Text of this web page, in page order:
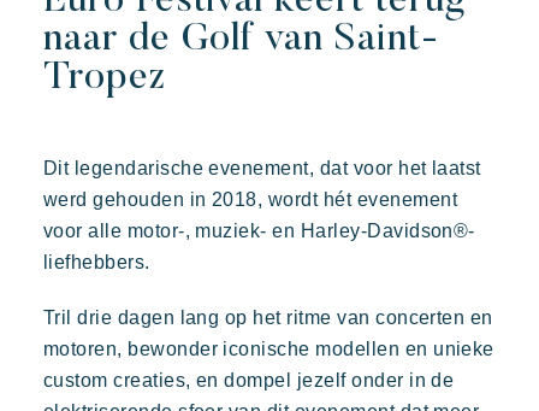
Feestelijk Tropisch paradijs Ontsnap aan
Een idyllische omgeving direct gelegen aan het beroemde
strand van Pampelonne
Onze aanbiedingen
Neem contact met ons op
naar de Golf van Saint-
Tropez
Dit legendarische evenement, dat voor het laatst
werd gehouden in 2018, wordt hét evenement
voor alle motor-, muziek- en Harley-Davidson®-
liefhebbers.
Tril drie dagen lang op het ritme van concerten en
motoren, bewonder iconische modellen en unieke
custom creaties, en dompel jezelf onder in de